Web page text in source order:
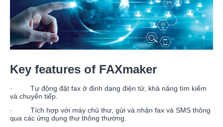
Key features of FAXmaker
· Tự động đặt fax ở định dạng điện tử, khả năng tìm kiếm
và chuyển tiếp.
· Tích hợp với máy chủ thư, gửi và nhận fax và SMS thông
qua các ứng dụng thư thông thường.